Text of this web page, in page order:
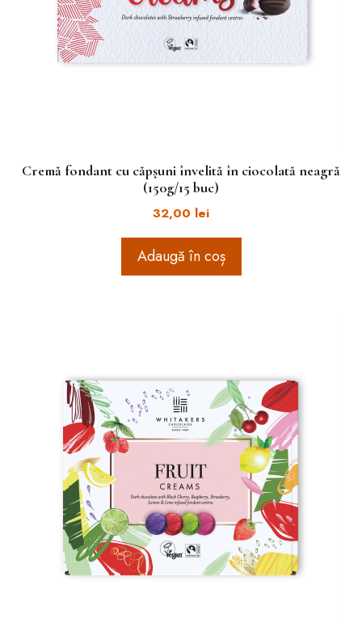
Cremă fondant cu căpșuni învelită în ciocolată neagră
(150g/15 buc)
32,00 lei
Adaugă în coș